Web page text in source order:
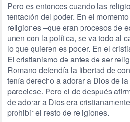
Pero es entonces cuando las
tentación del poder. En el
religiones –que eran procesos de
unen con la política, se va todo al
lo que quieren es poder. En el
El cristianismo de antes de ser
Romano defendía la libertad de
tenía derecho a adorar a Dios de
pareciese. Pero el de después
de adorar a Dios era
prohibir el resto de religiones.